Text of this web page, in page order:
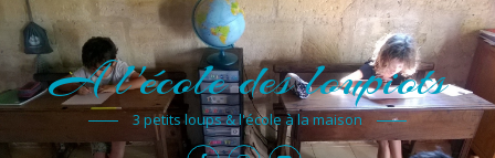
A l'école des loupiots
3 petits loups & l'école à la maison